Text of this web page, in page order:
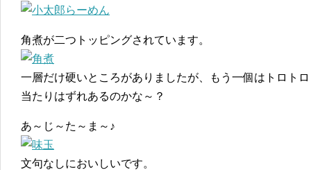
角煮が二つトッピングされています。
一層だけ硬いところがありましたが、もう一個はトロト
当たりはずれあるのかな～？
あ～じ～た～ま～♪
文句なしにおいしいです。